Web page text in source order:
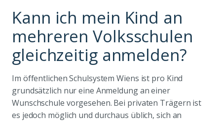
Kann ich mein Kind an
mehreren Volksschulen
gleichzeitig anmelden?
Im öffentlichen Schulsystem Wiens ist pro Kind
grundsätzlich nur eine Anmeldung an einer
Wunschschule vorgesehen. Bei privaten Trägern ist
es jedoch möglich und durchaus üblich, sich an